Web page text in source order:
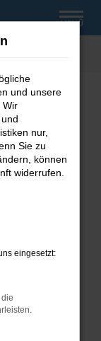
MENÜ
können:
deine
einem
und unsere
Wir
nur,
Sie zu
können
widerrufen.
eingesetzt: